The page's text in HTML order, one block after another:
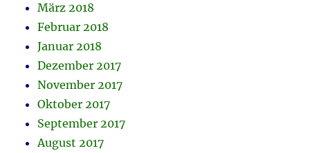
März 2018
Februar 2018
Januar 2018
Dezember 2017
November 2017
Oktober 2017
September 2017
August 2017